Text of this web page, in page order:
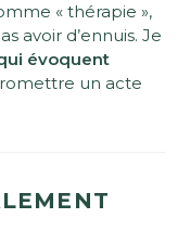
« thérapie »,
avoir d’ennuis. Je
évoquent
un acte